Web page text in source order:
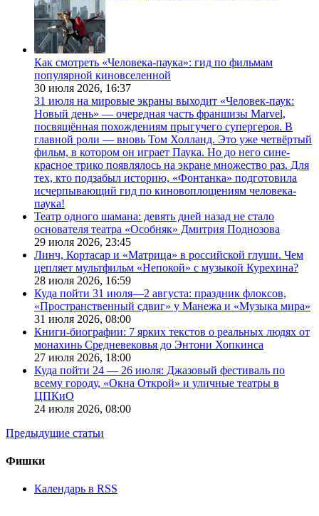
Как смотреть «Человека-паука»: гид по фильмам
популярной киновселенной
30 июля 2026, 16:37
31 июля на мировые экраны выходит «Человек-паук:
Новый день» — очередная часть франшизы Marvel,
посвящённая похождениям прыгучего супергероя. В
главной роли — вновь Том Холланд. Это уже четвёртый
фильм, в котором он играет Паука. Но до него сине-
красное трико появлялось на экране множество раз. Для
тех, кто подзабыл историю, «Фонтанка» подготовила
исчерпывающий гид по киновоплощениям человека-
паука!
Театр одного шамана: девять дней назад не стало
основателя театра «Особняк» Дмитрия Поднозова
29 июля 2026, 23:45
Линч, Кортасар и «Матрица» в российской глуши. Чем
цепляет мультфильм «Непокой» с музыкой Курехина?
28 июля 2026, 16:59
Куда пойти 31 июля—2 августа: праздник флоксов,
«Пространственный сдвиг» у Манежа и «Музыка мира»
31 июля 2026, 08:00
Книги-биографии: 7 ярких текстов о реальных людях от
монахинь Средневековья до Энтони Хопкинса
27 июля 2026, 18:00
Куда пойти 24 — 26 июля: Джазовый фестиваль по
всему городу, «Окна Открой» и уличные театры в
ЦПКиО
24 июля 2026, 08:00
Предыдущие статьи
Фишки
Календарь в RSS